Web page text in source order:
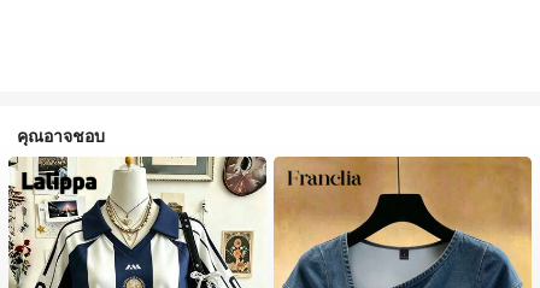
คุณอาจชอบ